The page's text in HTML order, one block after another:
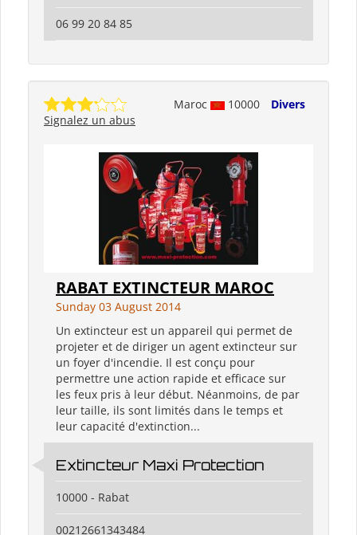
06 99 20 84 85
Maroc 10000
Divers
Signalez un abus
RABAT EXTINCTEUR MAROC
Sunday 03 August 2014
Un extincteur est un appareil qui permet de
projeter et de diriger un agent extincteur sur
un foyer d'incendie. Il est conçu pour
permettre une action rapide et efficace sur
les feux pris à leur début. Néanmoins, de par
leur taille, ils sont limités dans le temps et
leur capacité d'extinction...
Extincteur Maxi Protection
10000 - Rabat
00212661343484